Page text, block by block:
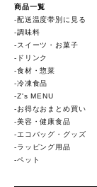
商品一覧
配送温度帯別に見る
調味料
スイーツ・お菓子
ドリンク
食材・惣菜
冷凍食品
Z's MENU
お得なおまとめ買い
美容・健康食品
エコバッグ・グッズ
ラッピング用品
ペット